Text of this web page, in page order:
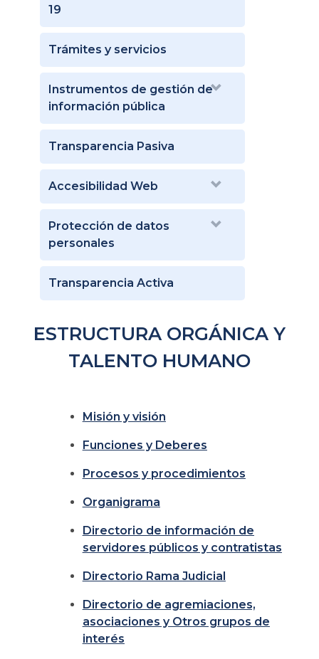
19
Trámites y servicios
Instrumentos de gestión de
información pública
Transparencia Pasiva
Accesibilidad Web
Protección de datos
personales
Transparencia Activa
ESTRUCTURA ORGÁNICA Y
TALENTO HUMANO
Misión y visión
Funciones y Deberes
Procesos y procedimientos
Organigrama
Directorio de información de
servidores públicos y contratistas
Directorio Rama Judicial
Directorio de agremiaciones,
asociaciones y Otros grupos de
interés